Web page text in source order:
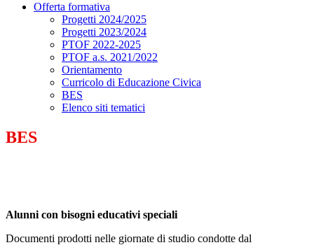
Offerta formativa
Progetti 2024/2025
Progetti 2023/2024
PTOF 2022-2025
PTOF a.s. 2021/2022
Orientamento
Curricolo di Educazione Civica
BES
Elenco siti tematici
BES
Alunni con bisogni educativi speciali
Documenti prodotti nelle giornate di studio condotte dal